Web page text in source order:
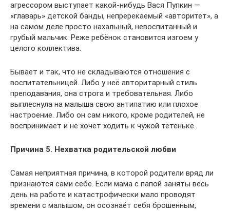
агрессором выступает какой-нибудь Вася Пупкин —
«главарь» детской банды, непререкаемый «авторитет», а
на самом деле просто нахальный, невоспитанный и
грубый мальчик. Реже ребёнок становится изгоем у
целого коллектива.
Бывает и так, что не складываются отношения с
воспитательницей. Либо у неё авторитарный стиль
преподавания, она строга и требовательная. Либо
выплеснула на малыша свою антипатию или плохое
настроение. Либо он сам никого, кроме родителей, не
воспринимает и не хочет ходить к чужой тётеньке.
Причина 5. Нехватка родительской любви
Самая неприятная причина, в которой родители вряд ли
признаются сами себе. Если мама с папой заняты весь
день на работе и катастрофически мало проводят
времени с малышом, он осознаёт себя брошенным,